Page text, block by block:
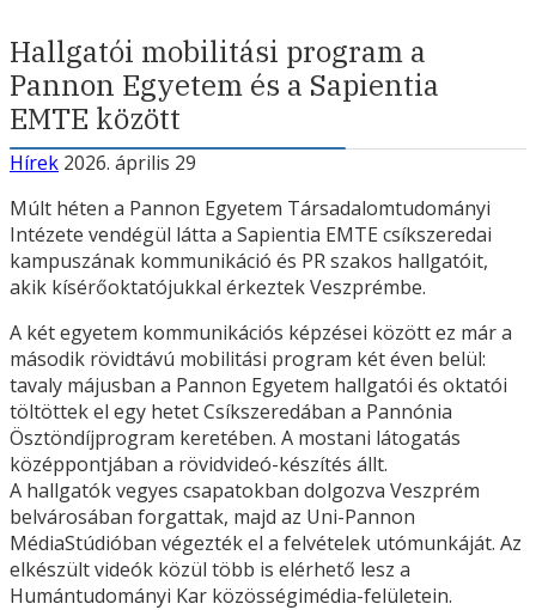
Hallgatói mobilitási program a
Pannon Egyetem és a Sapientia
EMTE között
Hírek 2026. április 29
Múlt héten a Pannon Egyetem Társadalomtudományi
Intézete vendégül látta a Sapientia EMTE csíkszeredai
kampuszának kommunikáció és PR szakos hallgatóit,
akik kísérőoktatójukkal érkeztek Veszprémbe.
A két egyetem kommunikációs képzései között ez már a
második rövidtávú mobilitási program két éven belül:
tavaly májusban a Pannon Egyetem hallgatói és oktatói
töltöttek el egy hetet Csíkszeredában a Pannónia
Ösztöndíjprogram keretében. A mostani látogatás
középpontjában a rövidvideó-készítés állt.
A hallgatók vegyes csapatokban dolgozva Veszprém
belvárosában forgattak, majd az Uni-Pannon
MédiaStúdióban végezték el a felvételek utómunkáját. Az
elkészült videók közül több is elérhető lesz a
Humántudományi Kar közösségimédia-felületein.